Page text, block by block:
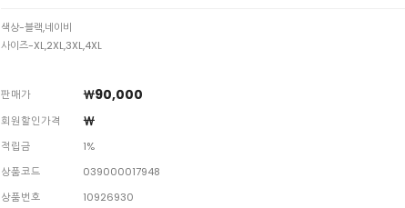
색상-블랙,네이비
사이즈-XL,2XL,3XL,4XL
판매가 ￦90,000
회원할인가격 ￦
적립금
1%
상품코드
039000017948
상품번호
10926930